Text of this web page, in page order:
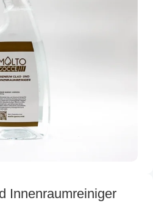
Innenraumreiniger